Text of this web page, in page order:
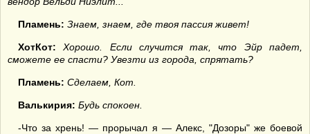
Пламень: Знаем, знаем, где твоя пассия живет!
ХотКот:
Хорошо. Если случится так, что Эйр падет,
сможете ее спасти? Увезти из города, спрятать?
Пламень: Сделаем, Кот.
Валькирия: Будь спокоен.
-Что за хрень! — прорычал я — Алекс, "Дозоры" же боевой